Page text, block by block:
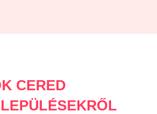
CERED